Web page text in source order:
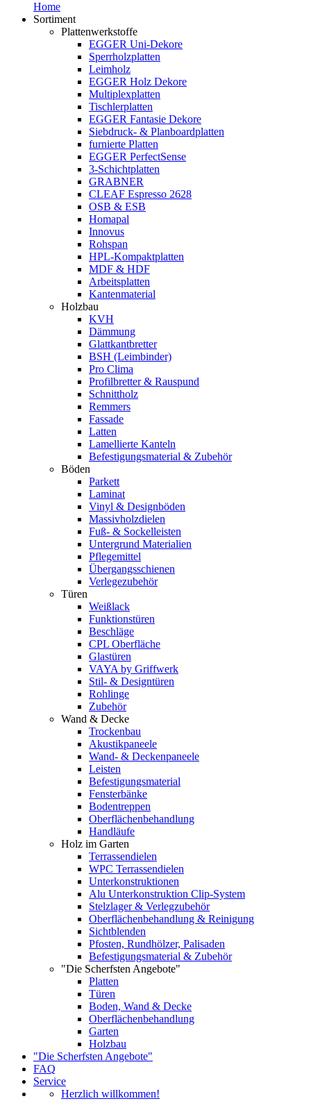
Home
Sortiment
Plattenwerkstoffe
EGGER Uni-Dekore
Sperrholzplatten
Leimholz
EGGER Holz Dekore
Multiplexplatten
Tischlerplatten
EGGER Fantasie Dekore
Siebdruck- & Planboardplatten
furnierte Platten
EGGER PerfectSense
3-Schichtplatten
GRABNER
CLEAF Espresso 2628
OSB & ESB
Homapal
Innovus
Rohspan
HPL-Kompaktplatten
MDF & HDF
Arbeitsplatten
Kantenmaterial
Holzbau
KVH
Dämmung
Glattkantbretter
BSH (Leimbinder)
Pro Clima
Profilbretter & Rauspund
Schnittholz
Remmers
Fassade
Latten
Lamellierte Kanteln
Befestigungsmaterial & Zubehör
Böden
Parkett
Laminat
Vinyl & Designböden
Massivholzdielen
Fuß- & Sockelleisten
Untergrund Materialien
Pflegemittel
Übergangsschienen
Verlegezubehör
Türen
Weißlack
Funktionstüren
Beschläge
CPL Oberfläche
Glastüren
VAYA by Griffwerk
Stil- & Designtüren
Rohlinge
Zubehör
Wand & Decke
Trockenbau
Akustikpaneele
Wand- & Deckenpaneele
Leisten
Befestigungsmaterial
Fensterbänke
Bodentreppen
Oberflächenbehandlung
Handläufe
Holz im Garten
Terrassendielen
WPC Terrassendielen
Unterkonstruktionen
Alu Unterkonstruktion Clip-System
Stelzlager & Verlegzubehör
Oberflächenbehandlung & Reinigung
Sichtblenden
Pfosten, Rundhölzer, Palisaden
Befestigungsmaterial & Zubehör
"Die Scherfsten Angebote"
Platten
Türen
Boden, Wand & Decke
Oberflächenbehandlung
Garten
Holzbau
"Die Scherfsten Angebote"
FAQ
Service
Herzlich willkommen!